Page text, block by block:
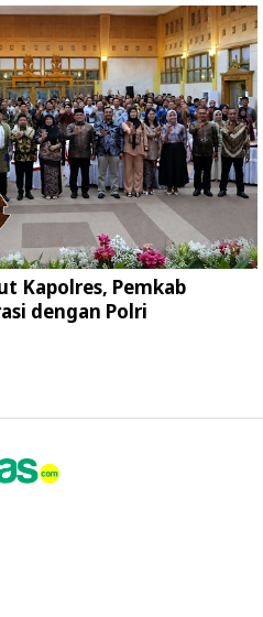
Kapolres, Pemkab
dengan Polri